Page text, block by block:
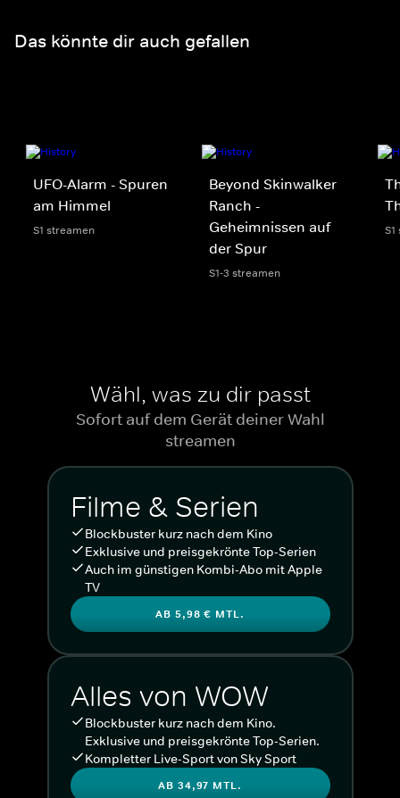
Das könnte dir auch gefallen
UFO-Alarm - Spuren
am Himmel
S1 streamen
Beyond Skinwalker
Ranch -
Geheimnissen auf
der Spur
S1-3 streamen
Wähl, was zu dir passt
Sofort auf dem Gerät deiner Wahl
streamen
Filme & Serien
Blockbuster kurz nach dem Kino
Exklusive und preisgekrönte Top-Serien
Auch im günstigen Kombi-Abo mit Apple
TV
AB 5,98 € MTL.
Alles von WOW
Blockbuster kurz nach dem Kino.
Exklusive und preisgekrönte Top-Serien.
Kompletter Live-Sport von Sky Sport
AB 34,97 MTL.